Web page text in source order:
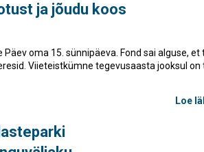
ja jõudu koos
oma 15. sünnipäeva. Fond sai alguse, et
Viieteistkümne tegevusaasta jooksul on
Loe